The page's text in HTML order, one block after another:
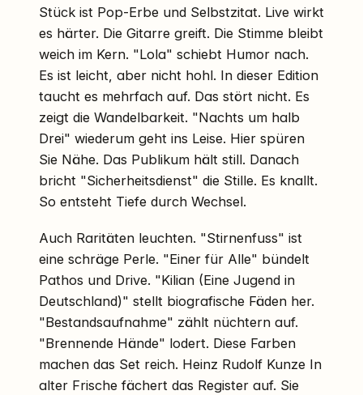
Stück ist Pop-Erbe und Selbstzitat. Live wirkt
es härter. Die Gitarre greift. Die Stimme bleibt
weich im Kern. "Lola" schiebt Humor nach.
Es ist leicht, aber nicht hohl. In dieser Edition
taucht es mehrfach auf. Das stört nicht. Es
zeigt die Wandelbarkeit. "Nachts um halb
Drei" wiederum geht ins Leise. Hier spüren
Sie Nähe. Das Publikum hält still. Danach
bricht "Sicherheitsdienst" die Stille. Es knallt.
So entsteht Tiefe durch Wechsel.
Auch Raritäten leuchten. "Stirnenfuss" ist
eine schräge Perle. "Einer für Alle" bündelt
Pathos und Drive. "Kilian (Eine Jugend in
Deutschland)" stellt biografische Fäden her.
"Bestandsaufnahme" zählt nüchtern auf.
"Brennende Hände" lodert. Diese Farben
machen das Set reich. Heinz Rudolf Kunze In
alter Frische fächert das Register auf. Sie